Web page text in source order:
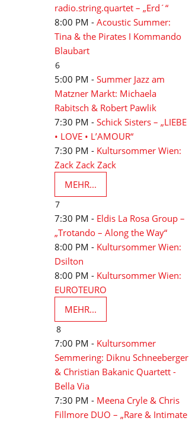
radio.string.quartet – „Erd´“
8:00 PM - Acoustic Summer:
Tina & the Pirates I Kommando
Blaubart
6
5:00 PM - Summer Jazz am
Matzner Markt: Michaela
Rabitsch & Robert Pawlik
7:30 PM - Schick Sisters – „LIEBE
• LOVE • L’AMOUR“
7:30 PM - Kultursommer Wien:
Zack Zack Zack
MEHR...
7
7:30 PM - Eldis La Rosa Group –
„Trotando – Along the Way“
8:00 PM - Kultursommer Wien:
Dsilton
8:00 PM - Kultursommer Wien:
EUROTEURO
MEHR...
8
7:00 PM - Kultursommer
Semmering: Diknu Schneeberger
& Christian Bakanic Quartett -
Bella Via
7:30 PM - Meena Cryle & Chris
Fillmore DUO – „Rare & Intimate